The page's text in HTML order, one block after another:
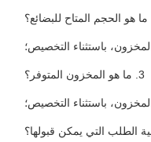
باستثناء التخصيص؛
3. ما هو المخزون المتوفر؟
باستثناء التخصيص؛